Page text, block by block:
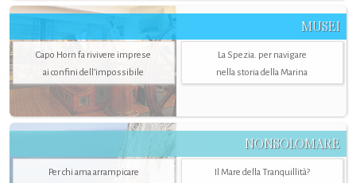
MUSEI
Capo Horn fa rivivere imprese
ai confini dell’impossibile
La Spezia. per navigare
nella storia della Marina
NONSOLOMARE
Per chi ama arrampicare
Il Mare della Tranquillità?